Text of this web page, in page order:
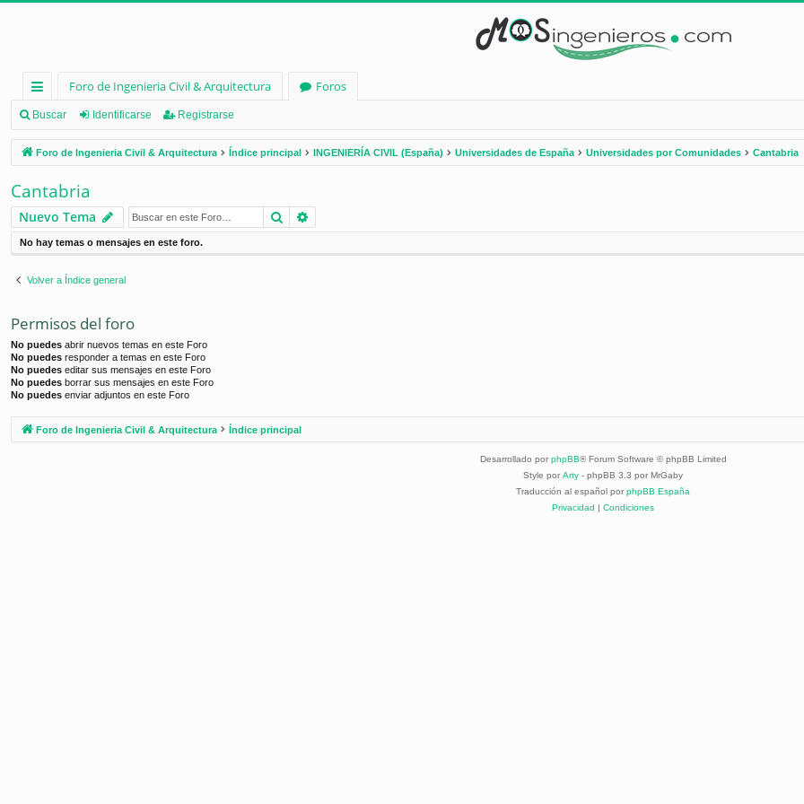
nl
ac
es
rá
pi
d
os
Foro de Ingenieria Civil & Arquitectura
Foros
Buscar Identificarse Registrarse
Foro de Ingenieria Civil & Arquitectura Índice principal INGENIERÍA CIVIL (España) Universidades de España Universidades por Comunidades Cantabria
Cantabria
Nuevo Tema Buscar
No hay temas o mensajes en este foro.
Volver a Índice general
Permisos del foro
No puedes abrir nuevos temas en este Foro
No puedes responder a temas en este Foro
No puedes editar sus mensajes en este Foro
No puedes borrar sus mensajes en este Foro
No puedes enviar adjuntos en este Foro
Foro de Ingenieria Civil & Arquitectura Índice principal
Desarrollado por phpBB® Forum Software © phpBB Limited
Style por Arty - phpBB 3.3 por MrGaby
Traducción al español por phpBB España
Privacidad | Condiciones